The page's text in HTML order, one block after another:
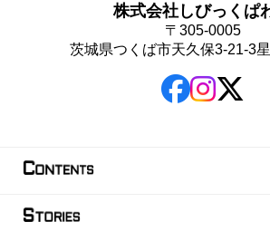
株式会社しびっくぱ
〒305-0005
茨城県つくば市天久保3-21-3
CONTENTS
STORIES